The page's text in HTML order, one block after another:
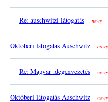
Re: auschwitzi látogatás nowy
Októberi látogatás Auschwitz nowy
Re: Magyar idegenvezetés nowy
Októberi látogatás Auschwitz nowy